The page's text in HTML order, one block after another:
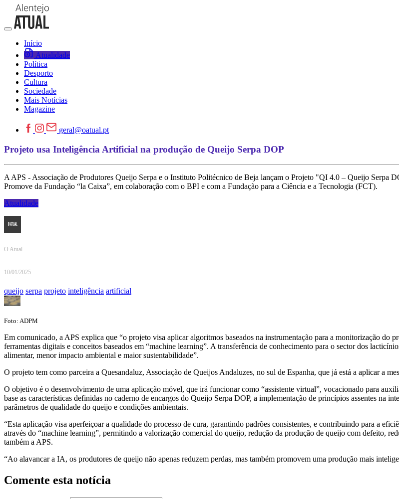
Início
Atualidade
Política
Desporto
Cultura
Sociedade
Mais Notícias
Magazine
geral@oatual.pt
Projeto usa Inteligência Artificial na produção de Queijo Serpa DOP
A APS - Associação de Produtores Queijo Serpa e o Instituto Politécnico de Beja lançam o Projeto "QI 4.0 – Queijo Serpa
Promove da Fundação “la Caixa”, em colaboração com o BPI e com a Fundação para a Ciência e a Tecnologia (FCT).
Atualidade
O Atual
10/01/2025
queijo serpa projeto inteligência artificial
Foto: ADPM
Em comunicado, a APS explica que “o projeto visa aplicar algoritmos baseados na instrumentação para a monitorização do
ferramentas digitais e conceitos baseados em “machine learning”. A transferência de conhecimento para o sector dos
alimentar, menor impacto ambiental e maior sustentabilidade”.
O projeto tem como parceira a Quesandaluz, Associação de Queijos Andaluzes, no sul de Espanha, que já está a aplicar a
O objetivo é o desenvolvimento de uma aplicação móvel, que irá funcionar como “assistente virtual”, vocacionado para
base as características definidas no caderno de encargos do Queijo Serpa DOP, a implementação de princípios assentes na
parâmetros de qualidade do queijo e condições ambientais.
“Esta aplicação visa aperfeiçoar a qualidade do processo de cura, garantindo padrões consistentes, e contribuindo para a
através do “machine learning”, permitindo a valorização comercial do queijo, redução da produção de queijo com defeito,
também a APS.
“Ao alavancar a IA, os produtores de queijo não apenas reduzem perdas, mas também promovem uma produção mais
Comente esta notícia